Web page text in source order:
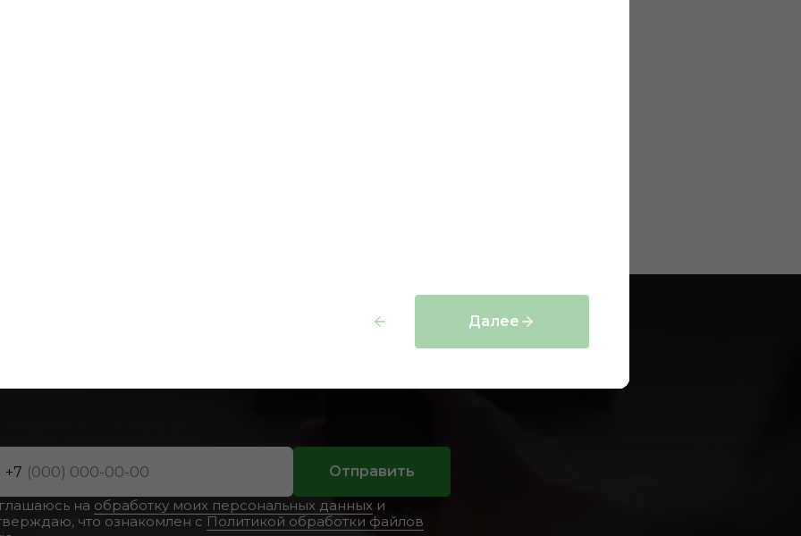
Далее
консультация?
+7
на обработку моих персональных данных и
что ознакомлен с Политикой обработки файлов
Отправить